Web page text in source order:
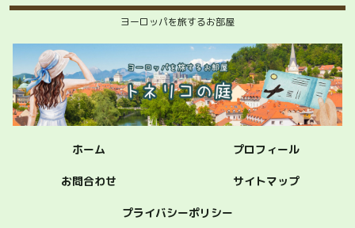
ヨーロッパを旅するお部屋
ホーム プロフィール
お問合わせ サイトマップ
プライバシーポリシー